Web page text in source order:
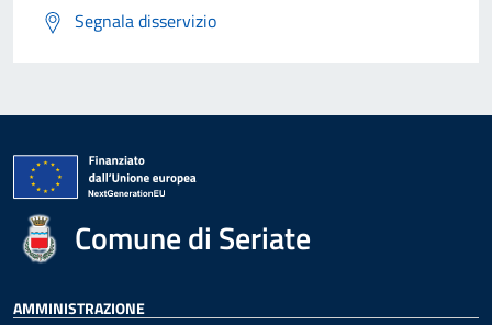
Segnala disservizio
Comune di Seriate
AMMINISTRAZIONE